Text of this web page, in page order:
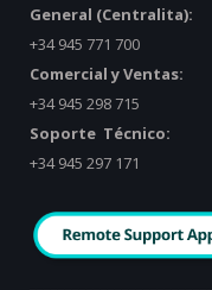
General (Centralita):
+34 945 771 700
Comercial y Ventas:
+34 945 298 715
Soporte Técnico:
+34 945 297 171